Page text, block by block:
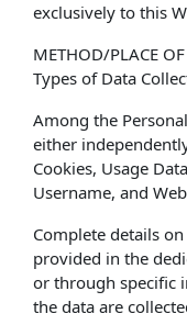
exclusively to this
METHOD/PLACE
Types of Data
Among the
either
Cookies, Usage
Username, and
Complete details
provided in the
or through specific
the data are